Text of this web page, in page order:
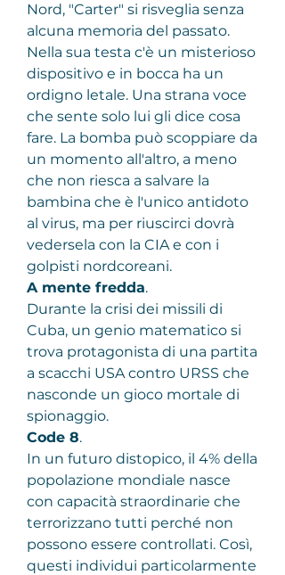
Nord, "Carter" si risveglia senza
alcuna memoria del passato.
Nella sua testa c'è un misterioso
dispositivo e in bocca ha un
ordigno letale. Una strana voce
che sente solo lui gli dice cosa
fare. La bomba può scoppiare da
un momento all'altro, a meno
che non riesca a salvare la
bambina che è l'unico antidoto
al virus, ma per riuscirci dovrà
vedersela con la CIA e con i
golpisti nordcoreani.
A mente fredda.
Durante la crisi dei missili di
Cuba, un genio matematico si
trova protagonista di una partita
a scacchi USA contro URSS che
nasconde un gioco mortale di
spionaggio.
Code 8.
In un futuro distopico, il 4% della
popolazione mondiale nasce
con capacità straordinarie che
terrorizzano tutti perché non
possono essere controllati. Così,
questi individui particolarmente